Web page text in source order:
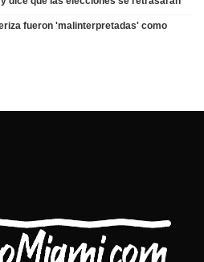
fueron 'malinterpretadas' como